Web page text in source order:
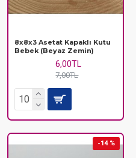
8x8x3 Asetat Kapaklı Kutu
Bebek (Beyaz Zemin)
6,00TL
7,00TL
-14 %